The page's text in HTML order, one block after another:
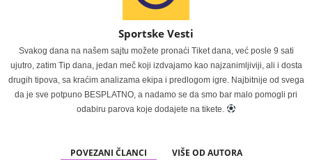
Sportske Vesti
Svakog dana na našem sajtu možete pronaći Tiket dana, već posle 9 sati
ujutro, zatim Tip dana, jedan meč koji izdvajamo kao najzanimljiviji, ali i dosta
drugih tipova, sa kraćim analizama ekipa i predlogom igre. Najbitnije od svega
da je sve potpuno BESPLATNO, a nadamo se da smo bar malo pomogli pri
odabiru parova koje dodajete na tikete.
POVEZANI ČLANCI VIŠE OD AUTORA